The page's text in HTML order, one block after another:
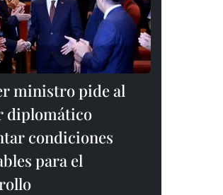
ministro pide al
diplomático
condiciones
para el